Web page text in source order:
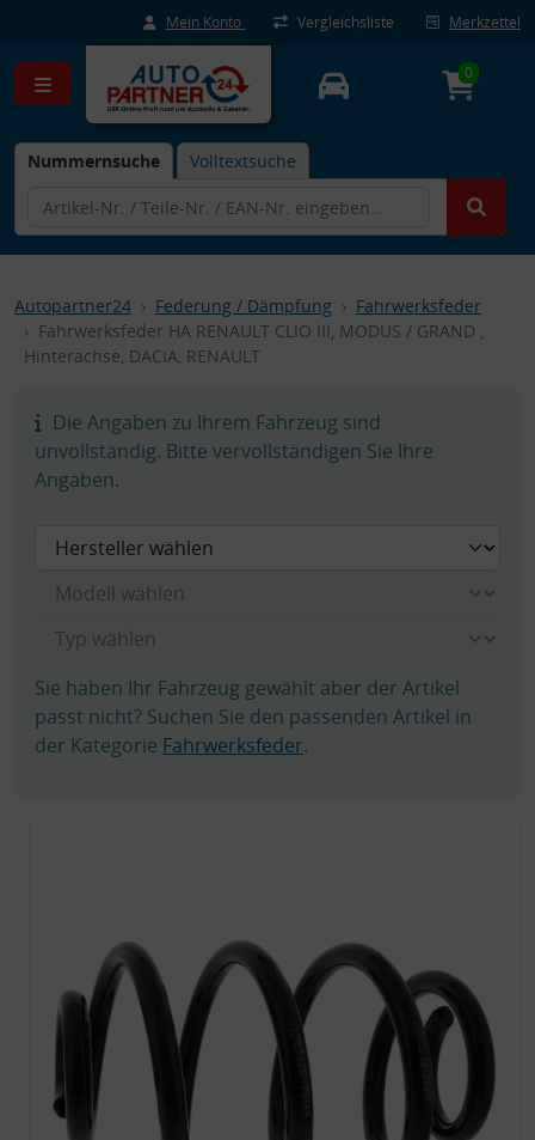
Mein Konto Vergleichsliste Merkzettel
Nummernsuche Volltextsuche
0
Autopartner24 Federung / Dämpfung
Fahrwerksfeder
Fahrwerksfeder HA RENAULT CLIO III, MODUS / GRAND ,
Hinterachse, DACIA, RENAULT
Die Angaben zu Ihrem Fahrzeug sind
unvollständig. Bitte vervollständigen Sie Ihre
Angaben.
Sie haben Ihr Fahrzeug gewählt aber der Artikel
passt nicht? Suchen Sie den passenden Artikel in
der Kategorie Fahrwerksfeder.